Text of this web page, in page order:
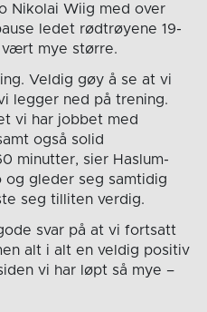
Nikolai Wiig med over
ledet rødtrøyene 19-
vært mye større.
Veldig gøy å se at vi
legger ned på trening.
vi har jobbet med
også solid
minutter, sier Haslum-
og gleder seg samtidig
seg tilliten verdig.
svar på at vi fortsatt
alt i alt en veldig positiv
vi har løpt så mye –